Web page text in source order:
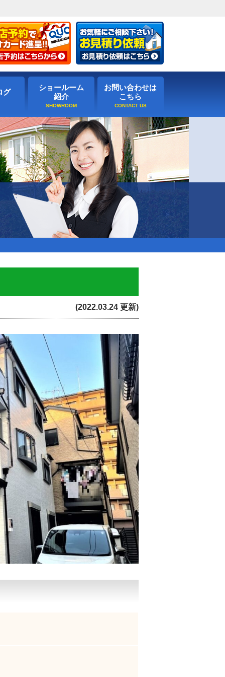
グ
ショールーム
紹介
お問い合わせは
こちら
(2022.03.24 更新)